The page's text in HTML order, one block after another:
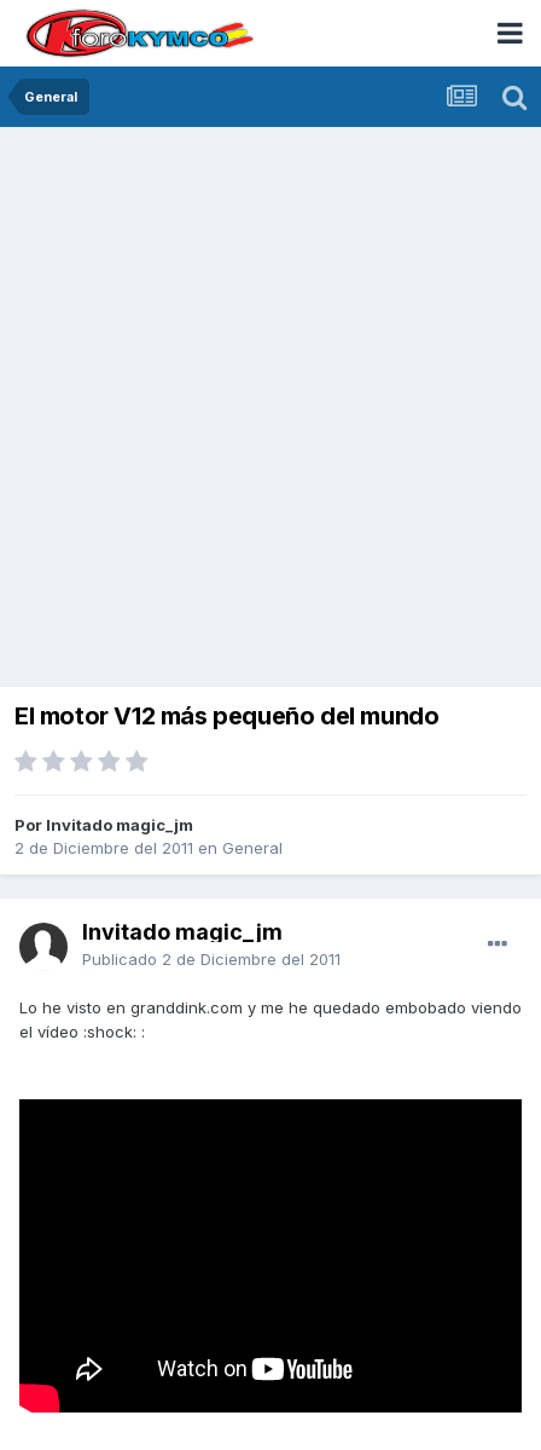
General
El motor V12 más pequeño del mundo
Por Invitado magic_jm
2 de Diciembre del 2011 en General
Invitado magic_jm
Publicado 2 de Diciembre del 2011
Lo he visto en granddink.com y me he quedado embobado viendo
el vídeo :shock: :